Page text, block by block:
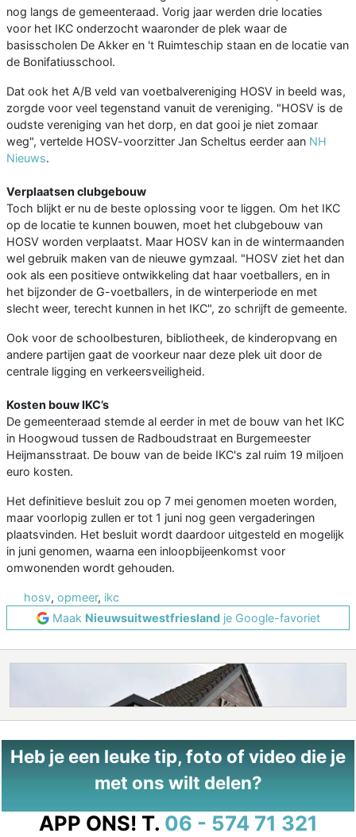
nog langs de gemeenteraad. Vorig jaar werden drie locaties
voor het IKC onderzocht waaronder de plek waar de
basisscholen De Akker en 't Ruimteschip staan en de locatie van
de Bonifatiusschool.
Dat ook het A/B veld van voetbalvereniging HOSV in beeld was,
zorgde voor veel tegenstand vanuit de vereniging. "HOSV is de
oudste vereniging van het dorp, en dat gooi je niet zomaar
weg", vertelde HOSV-voorzitter Jan Scheltus eerder aan NH
Nieuws.
Verplaatsen clubgebouw
Toch blijkt er nu de beste oplossing voor te liggen. Om het IKC
op de locatie te kunnen bouwen, moet het clubgebouw van
HOSV worden verplaatst. Maar HOSV kan in de wintermaanden
wel gebruik maken van de nieuwe gymzaal. "HOSV ziet het dan
ook als een positieve ontwikkeling dat haar voetballers, en in
het bijzonder de G-voetballers, in de winterperiode en met
slecht weer, terecht kunnen in het IKC", zo schrijft de gemeente.
Ook voor de schoolbesturen, bibliotheek, de kinderopvang en
andere partijen gaat de voorkeur naar deze plek uit door de
centrale ligging en verkeersveiligheid.
Kosten bouw IKC’s
De gemeenteraad stemde al eerder in met de bouw van het IKC
in Hoogwoud tussen de Radboudstraat en Burgemeester
Heijmansstraat. De bouw van de beide IKC's zal ruim 19 miljoen
euro kosten.
Het definitieve besluit zou op 7 mei genomen moeten worden,
maar voorlopig zullen er tot 1 juni nog geen vergaderingen
plaatsvinden. Het besluit wordt daardoor uitgesteld en mogelijk
in juni genomen, waarna een inloopbijeenkomst voor
omwonenden wordt gehouden.
hosv, opmeer, ikc
Maak Nieuwsuitwestfrieslandje Google-favoriet
Heb je een leuke tip, foto of video die je
met ons wilt delen?
APP ONS! T. 06 - 574 71 321